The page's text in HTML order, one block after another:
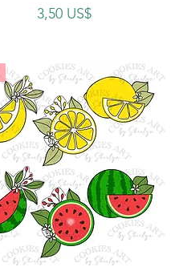
Precio
3,50 US$